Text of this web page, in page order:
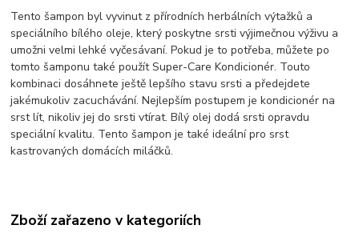
Tento šampon byl vyvinut z přírodních herbálních výtažků a
speciálního bílého oleje, který poskytne srsti výjimečnou výživu a
umožni velmi lehké vyčesávaní. Pokud je to potřeba, můžete po
tomto šamponu také použít Super-Care Kondicionér. Touto
kombinaci dosáhnete ještě lepšího stavu srsti a předejdete
jakémukoliv zacuchávání. Nejlepším postupem je kondicionér na
srst lít, nikoliv jej do srsti vtírat. Bílý olej dodá srsti opravdu
speciální kvalitu. Tento šampon je také ideální pro srst
kastrovaných domácích miláčků.
Zboží zařazeno v kategoriích